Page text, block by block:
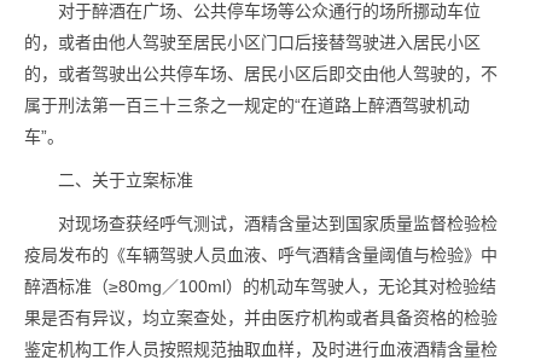
对于醉酒在广场、公共停车场等公众通行的场所挪动车位
的，或者由他人驾驶至居民小区门口后接替驾驶进入居民小区
的，或者驾驶出公共停车场、居民小区后即交由他人驾驶的，不
属于刑法第一百三十三条之一规定的“在道路上醉酒驾驶机动
车”。
二、关于立案标准
对现场查获经呼气测试，酒精含量达到国家质量监督检验检
疫局发布的《车辆驾驶人员血液、呼气酒精含量阈值与检验》中
醉酒标准（≥80mg／100ml）的机动车驾驶人，无论其对检验结
果是否有异议，均立案查处，并由医疗机构或者具备资格的检验
鉴定机构工作人员按照规范抽取血样，及时进行血液酒精含量检